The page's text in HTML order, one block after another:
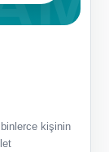
kişinin